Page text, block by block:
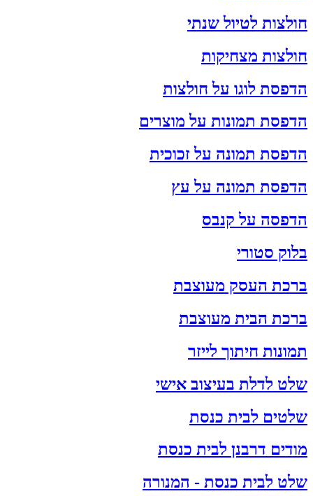
חולצות לטיול שנתי
חולצות מצחיקות
הדפסת לוגו על חולצות
הדפסת תמונות על מוצרים
הדפסת תמונה על זכוכית
הדפסת תמונה על עץ
הדפסה על קנבס
בלוק סטורי
ברכת העסק מעוצבת
ברכת הבית מעוצבת
תמונות חיתוך לייזר
שלט לדלת בעיצוב אישי
שלטים לבית כנסת
מודים דרבנן לבית כנסת
שלט לבית כנסת - המנורה